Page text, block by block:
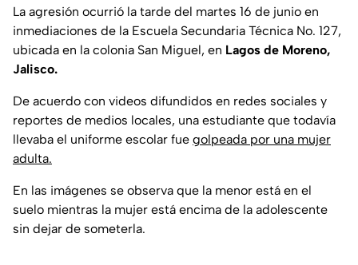
La agresión ocurrió la tarde del martes 16 de junio en
inmediaciones de la Escuela Secundaria Técnica No. 127,
ubicada en la colonia San Miguel, en Lagos de Moreno,
Jalisco.
De acuerdo con videos difundidos en redes sociales y
reportes de medios locales, una estudiante que todavía
llevaba el uniforme escolar fue golpeada por una mujer
adulta.
En las imágenes se observa que la menor está en el
suelo mientras la mujer está encima de la adolescente
sin dejar de someterla.